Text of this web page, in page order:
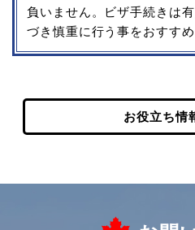
負いません。ビザ手続きは
づき慎重に行う事をおすすめ
お役立ち情